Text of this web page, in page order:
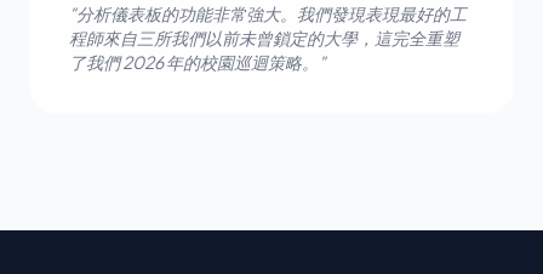
"分析儀表板的功能非常強大。我們發現表現最好的工
程師來自三所我們以前未曾鎖定的大學，這完全重塑
了我們 2026 年的校園巡迴策略。"